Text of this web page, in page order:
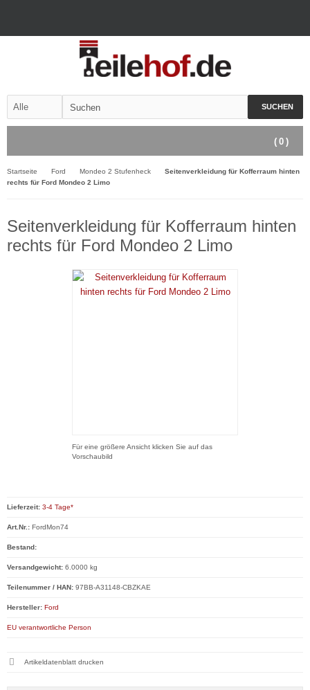
SUCHEN
( 0 )
Startseite Ford Mondeo 2 Stufenheck
Seitenverkleidung für Kofferraum hinten
rechts für Ford Mondeo 2 Limo
Seitenverkleidung für Kofferraum hinten
rechts für Ford Mondeo 2 Limo
Für eine größere Ansicht klicken Sie auf das
Vorschaubild
Lieferzeit: 3-4 Tage*
Art.Nr.: FordMon74
Bestand:
Versandgewicht: 6.0000 kg
Teilenummer / HAN: 97BB-A31148-CBZKAE
Hersteller: Ford
EU verantwortliche Person
Artikeldatenblatt drucken